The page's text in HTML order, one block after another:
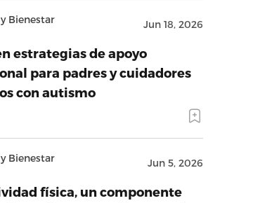
Bienestar Jun 18, 2026
estrategias de apoyo
para padres y cuidadores
con autismo
Bienestar Jun 5, 2026
física, un componente